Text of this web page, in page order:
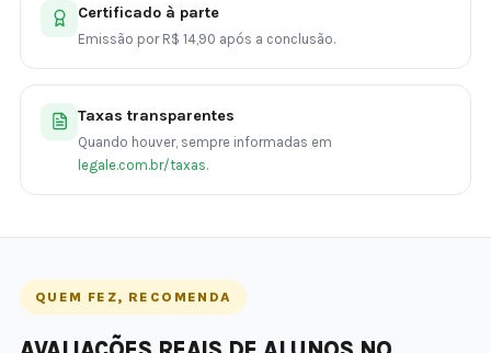
Certificado à parte
Emissão por R$ 14,90 após a conclusão.
Taxas transparentes
Quando houver, sempre informadas em
legale.com.br/taxas.
QUEM FEZ, RECOMENDA